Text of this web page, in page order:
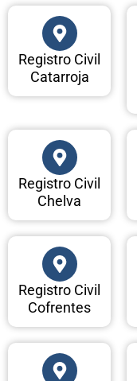
Registro Civil
Catarroja
Registro Civil
Chelva
Registro Civil
Cofrentes